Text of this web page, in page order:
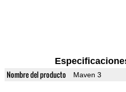
Nombre del producto Maven 3